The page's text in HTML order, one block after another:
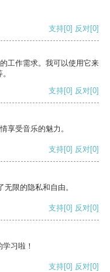
支持[0] 反对[0]
工作需求。我可以使用它来
支持[0] 反对[0]
享受音乐的魅力。
支持[0] 反对[0]
限的隐私和自由。
支持[0] 反对[0]
习啦！
支持[0] 反对[0]